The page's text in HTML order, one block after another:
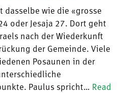
wie die «grosse
oder Jesaja 27. Dort geht
nach der Wiederkunft
der Gemeinde. Viele
Posaunen in der
Paulus spricht… Read